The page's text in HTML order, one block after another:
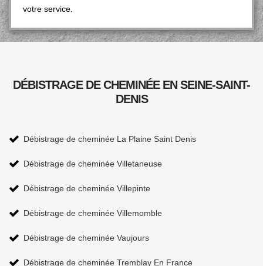
votre service.
DÉBISTRAGE DE CHEMINÉE EN SEINE-SAINT-
DENIS
Débistrage de cheminée La Plaine Saint Denis
Débistrage de cheminée Villetaneuse
Débistrage de cheminée Villepinte
Débistrage de cheminée Villemomble
Débistrage de cheminée Vaujours
Débistrage de cheminée Tremblay En France